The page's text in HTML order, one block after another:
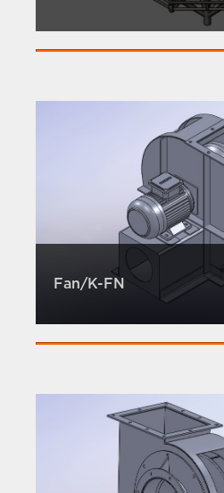
Fan/K-FN